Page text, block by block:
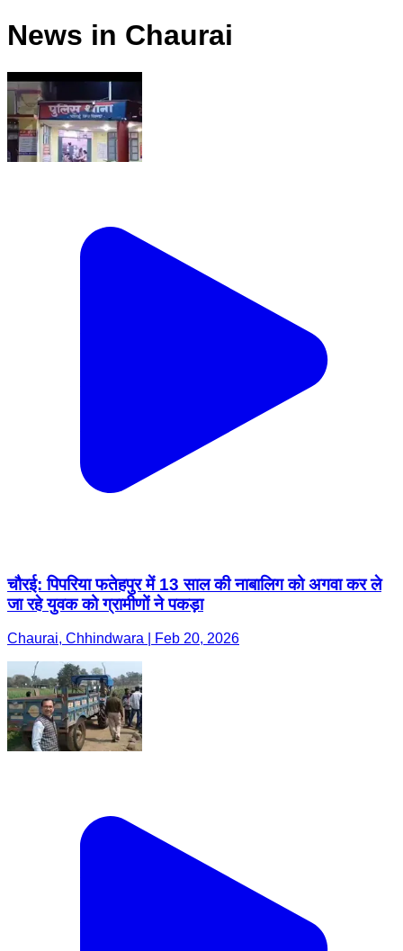
News in Chaurai
चौरई: पिपरिया फतेहपुर में 13 साल की नाबालिग को अगवा कर ले
जा रहे युवक को ग्रामीणों ने पकड़ा
Chaurai, Chhindwara | Feb 20, 2026